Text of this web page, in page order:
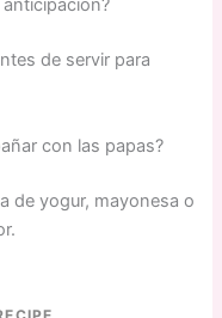
de servir para
con las papas?
de yogur, mayonesa o